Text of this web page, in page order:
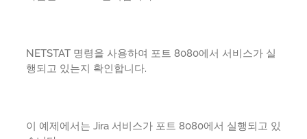
NETSTAT 명령을 사용하여 포트 8080에서 서비스가 실
행되고 있는지 확인합니다.
이 예제에서는 Jira 서비스가 포트 8080에서 실행되고 있